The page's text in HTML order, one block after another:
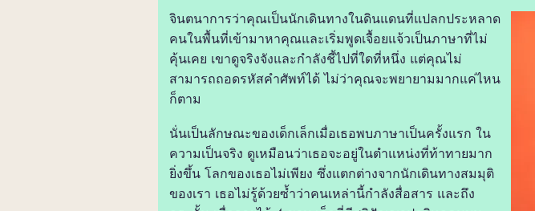
จินตนาการว่าคุณเป็นนักเดินทางในดินแดนที่แปลกประหลาด
คนในพื้นที่เข้ามาหาคุณและเริ่มพูดเจื้อยแจ้วเป็นภาษาที่ไม่
คุ้นเคย เขาดูจริงจังและกำลังชี้ไปที่ใดที่หนึ่ง แต่คุณไม่
สามารถถอดรหัสคำศัพท์ได้ ไม่ว่าคุณจะพยายามมากแค่ไหน
ก็ตาม
นั่นเป็นลักษณะของเด็กเล็กเมื่อเธอพบภาษาเป็นครั้งแรก ใน
ความเป็นจริง ดูเหมือนว่าเธอจะอยู่ในตำแหน่งที่ท้าทายมาก
ยิ่งขึ้น โลกของเธอไม่เพียง ซึ่งแตกต่างจากนักเดินทางสมมุติ
ของเรา เธอไม่รู้ด้วยซ้ำว่าคนเหล่านี้กำลังสื่อสาร และถึง